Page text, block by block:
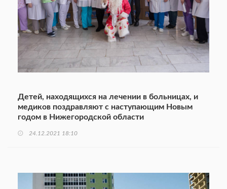
Детей, находящихся на лечении в больницах, и
медиков поздравляют с наступающим Новым
годом в Нижегородской области
24.12.2021 18:10